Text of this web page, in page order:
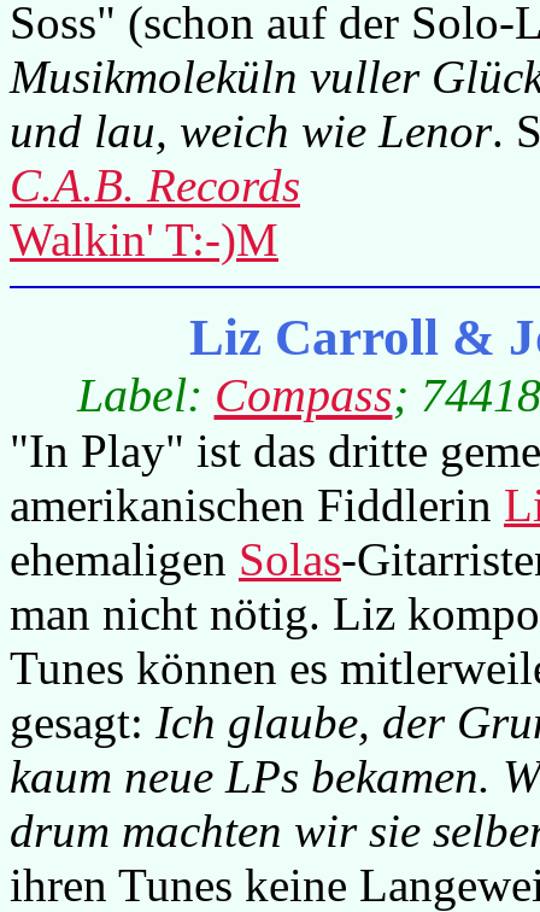
Soss" (schon auf der
Musikmoleküln vuller
und lau, weich wie Lenor.
C.A.B. Records
Walkin' T:-)M
Liz Carroll &
Label: Compass;
"In Play" ist das dritte
amerikanischen Fiddlerin
ehemaligen Solas-
man nicht nötig. Liz
Tunes können es
gesagt: Ich glaube, der
kaum neue LPs bekamen.
drum machten wir sie
ihren Tunes keine